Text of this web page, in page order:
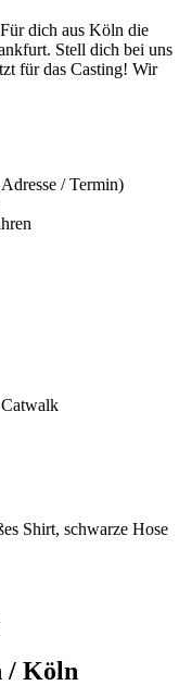
dich aus Köln die
Stell dich bei uns
für das Casting! Wir
/ Termin)
Shirt, schwarze Hose
/ Köln